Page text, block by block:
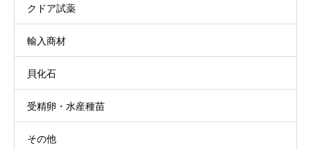
クドア試薬
輸入商材
貝化石
受精卵・水産種苗
その他